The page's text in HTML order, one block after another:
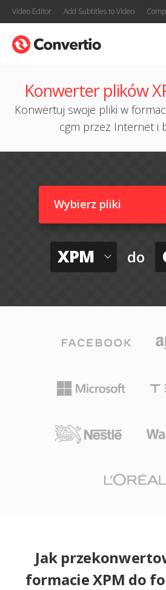
Video Editor Add Subtitles to Video
Konwerter plików
Konwertuj swoje pliki w
cgm przez Internet i
Wybierz pliki
XPM do
Jak
formacie XPM do